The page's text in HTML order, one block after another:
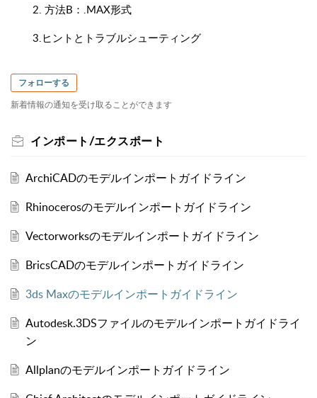
2. 方法B：.MAX形式
3.ヒントとトラブルシューティング
フォローする
新着情報の通知を受け取ることができます
インポート/エクスポート
ArchiCADのモデルインポートガイドライン
Rhinocerosのモデルインポートガイドライン
Vectorworksのモデルインポートガイドライン
BricsCADのモデルインポートガイドライン
3ds Maxのモデルインポートガイドライン
Autodesk.3DSファイルのモデルインポートガイドライ
ン
Allplanのモデルインポートガイドライン